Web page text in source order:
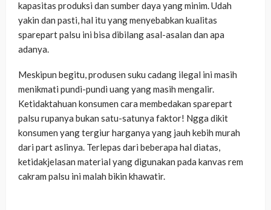
kapasitas produksi dan sumber daya yang minim. Udah
yakin dan pasti, hal itu yang menyebabkan kualitas
sparepart palsu ini bisa dibilang asal-asalan dan apa
adanya.
Meskipun begitu, produsen suku cadang ilegal ini masih
menikmati pundi-pundi uang yang masih mengalir.
Ketidaktahuan konsumen cara membedakan sparepart
palsu rupanya bukan satu-satunya faktor! Ngga dikit
konsumen yang tergiur harganya yang jauh kebih murah
dari part aslinya. Terlepas dari beberapa hal diatas,
ketidakjelasan material yang digunakan pada kanvas rem
cakram palsu ini malah bikin khawatir.